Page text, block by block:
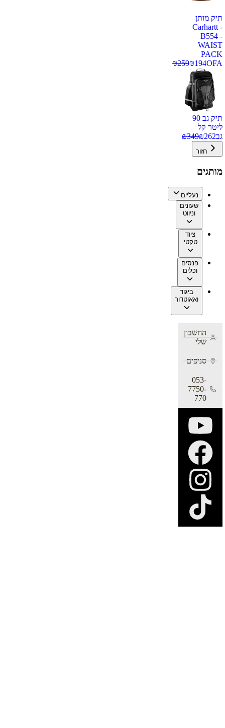
תיק מותן
Carhartt -
B554 -
WAIST
PACK
OFA
₪194
₪259
תיק גב 90
ליטר קל
גב
₪262
₪349
חזור
מותגים
נעליים
שעונים
וניווט
ציוד
טקטי
פנסים
וכלים
ביגוד
ואאוטדור
החשבון
שלי
סניפים
053-
7750-
770